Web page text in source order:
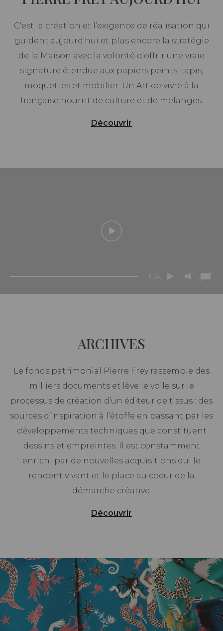
C'est la création et l’exigence de réalisation qui
guident aujourd'hui et plus encore la stratégie
de la Maison avec la volonté d'offrir une vraie
signature étendue aux papiers peints, tapis,
moquettes et mobilier. Un Art de vivre à la
française nourrit de culture et de mélanges.
Découvrir
N/A
ARCHIVES
Le fonds patrimonial Pierre Frey rassemble des
milliers documents et lève le voile sur le
processus de création d’un éditeur de tissus : des
sources d’inspiration à l’étoffe en passant par les
développements techniques que constituent
dessins et empreintes. Il est constamment
enrichi par de nouvelles acquisitions qui le
rendent vivant et le place au coeur de la
démarche créative.
Découvrir